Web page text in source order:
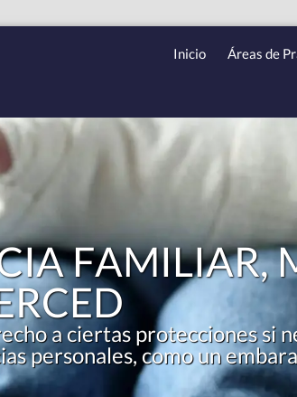
Inicio Áreas de
FAMILIAR,
a ciertas protecciones si
personales, como un